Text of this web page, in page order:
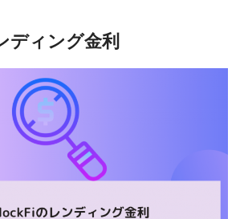
ディング金利